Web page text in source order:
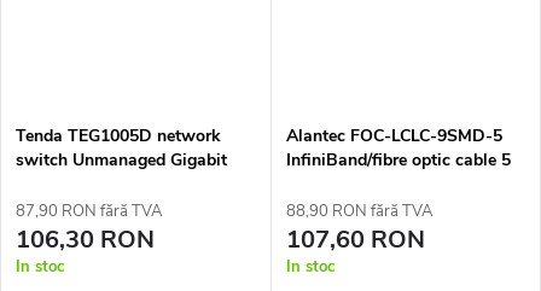
Tenda TEG1005D network
switch Unmanaged Gigabit
87,90 RON fără TVA
106,30 RON
In stoc
Alantec FOC-LCLC-9SMD-5
InfiniBand/fibre optic cable 5
88,90 RON fără TVA
107,60 RON
In stoc